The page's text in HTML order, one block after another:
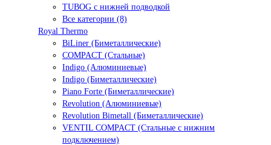
TUBOG с нижней подводкой
Все категории (8)
Royal Thermo
BiLiner (Биметаллические)
COMPACT (Стальные)
Indigo (Алюминиевые)
Indigo (Биметаллические)
Piano Forte (Биметаллические)
Revolution (Алюминиевые)
Revolution Bimetall (Биметаллические)
VENTIL COMPACT (Стальные с нижним
подключением)